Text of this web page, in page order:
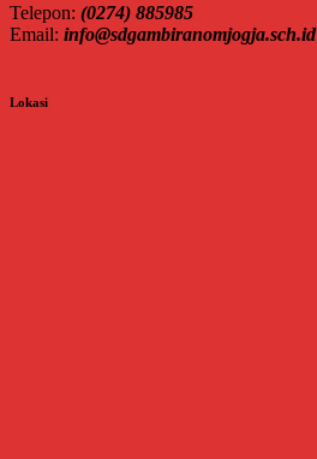
Telepon: (0274) 885985
Email: info@sdgambiranomjogja.sch.id
Lokasi